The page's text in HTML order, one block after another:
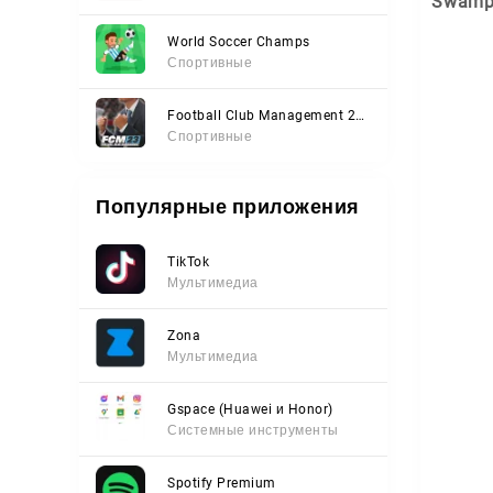
World Soccer Champs
Спортивные
Football Club Management 2023
Спортивные
Популярные приложения
TikTok
Мультимедиа
Zona
Мультимедиа
Gspace (Huawei и Honor)
Системные инструменты
Spotify Premium